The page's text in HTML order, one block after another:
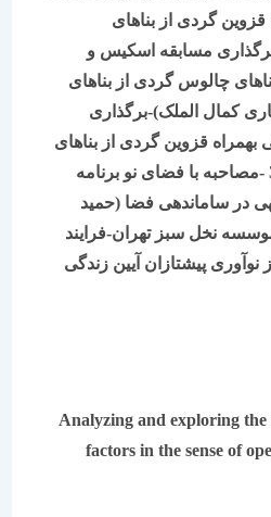
از بناهای
مسابقه اسکیس و
چالوس گردی از بناهای
الملک)-برگذاری
قزوین گردی از بناهای
رجاء398 -مصاحبه با فضای نو برنامه
فضا (حمید
سبز تهران-فرایند
پیشتازان آیین زندگی
Analyzing and
factors in the sense